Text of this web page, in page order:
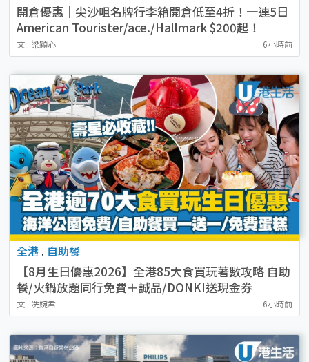
開倉優惠｜尖沙咀名牌行李箱開倉低至4折！一連5日
American Tourister/ace./Hallmark $200起！
文 : 梁穎心 6小時前
全港 . 自助餐
【8月生日優惠2026】全港85大食買玩著數攻略 自助
餐/火鍋放題同行免費＋誠品/DONKI送現金券
文 : 冼婉君 6小時前